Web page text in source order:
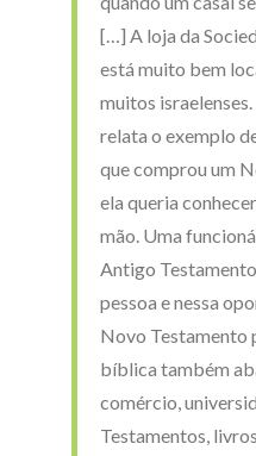
[…] A loja da
está muito bem
muitos
relata o exemplo
que comprou um
ela queria
mão. Uma
Antigo
pessoa e nessa
Novo Testamento
bíblica também
comércio,
Testamentos,